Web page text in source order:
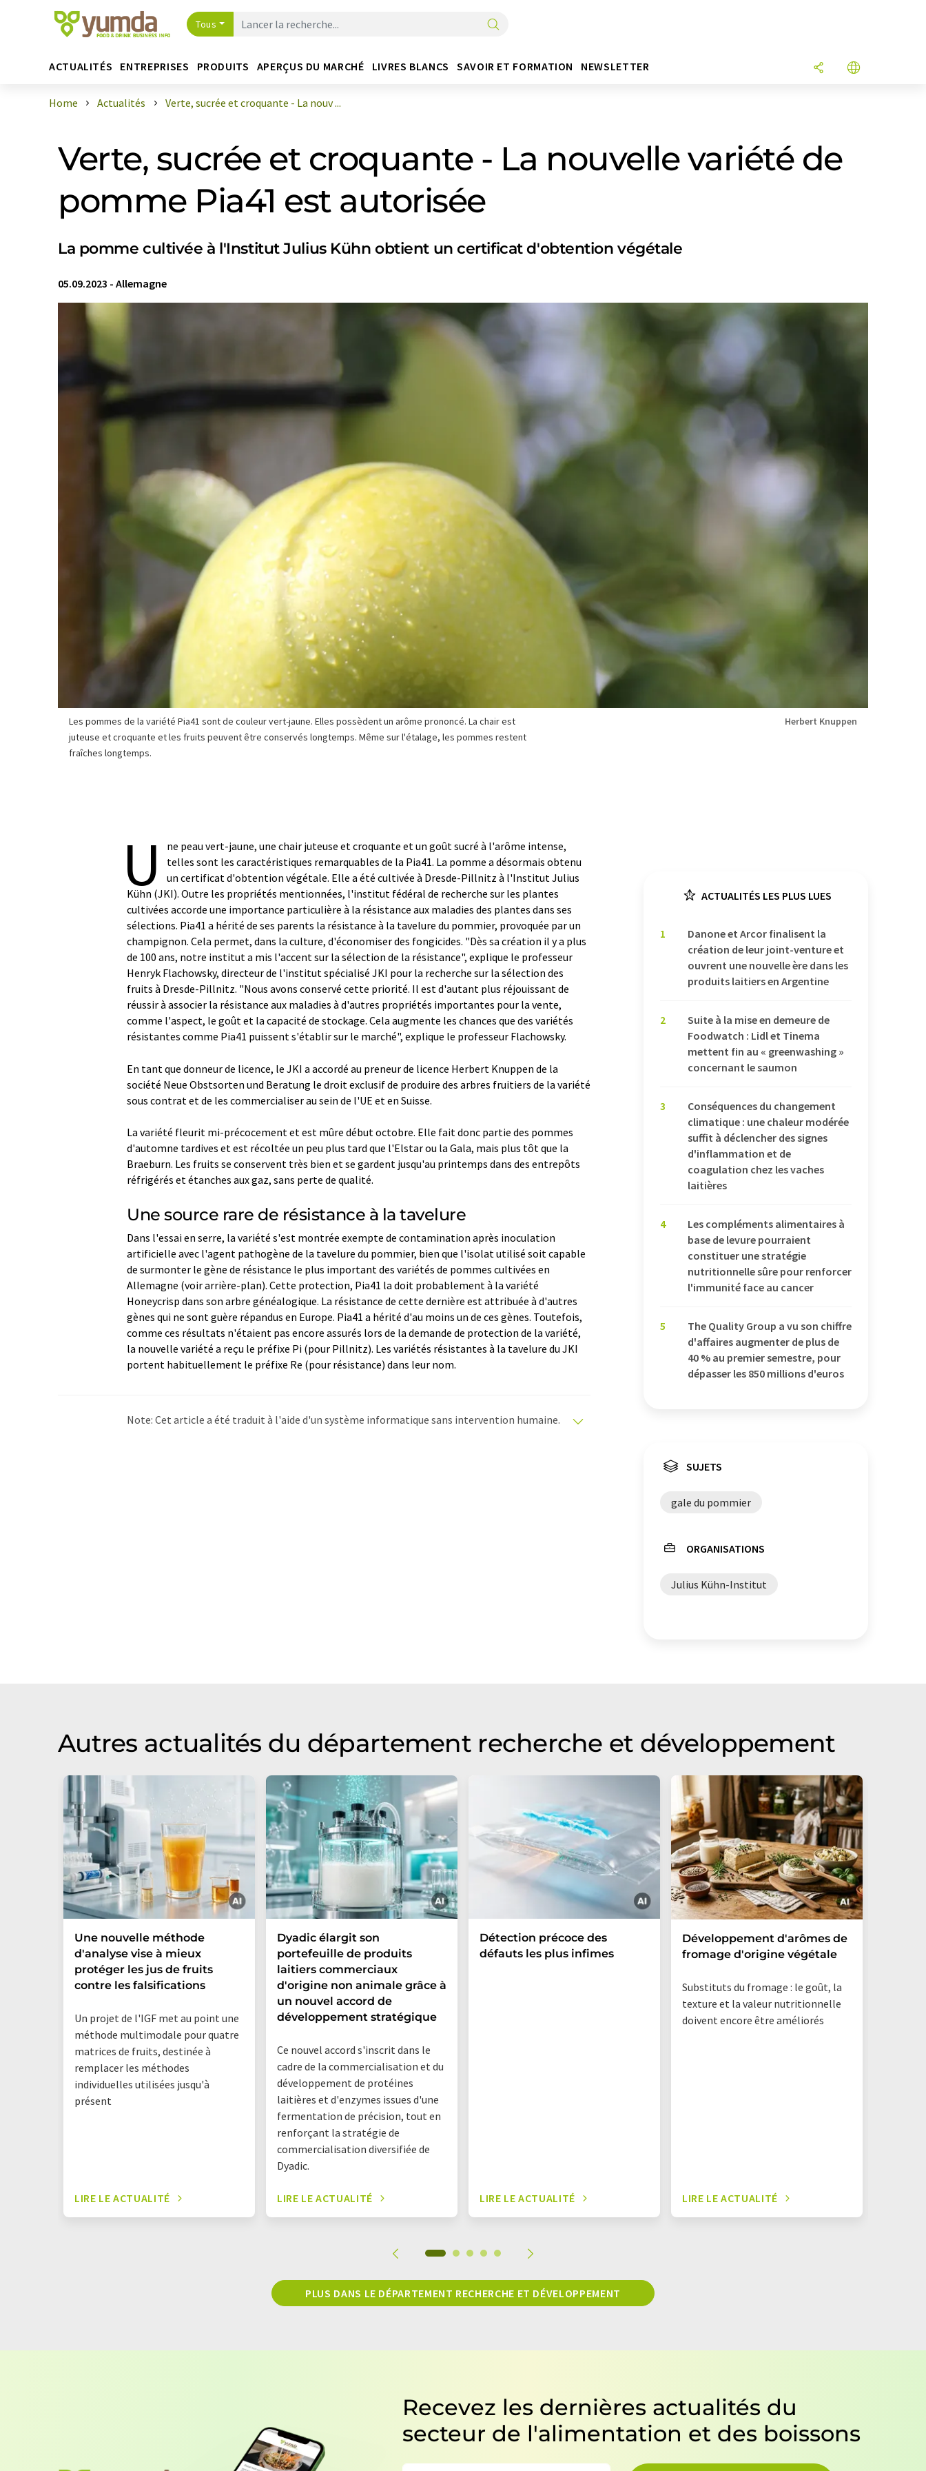
Tous
ACTUALITÉS ENTREPRISES PRODUITS APERÇUS DU MARCHÉ LIVRES BLANCS SAVOIR ET FORMATION NEWSLETTER
Home Actualités Verte, sucrée et croquante - La nouv ...
Verte, sucrée et croquante - La nouvelle variété de
pomme Pia41 est autorisée
La pomme cultivée à l'Institut Julius Kühn obtient un certificat d'obtention végétale
05.09.2023 - Allemagne
Les pommes de la variété Pia41 sont de couleur vert-jaune. Elles possèdent un arôme prononcé. La chair est
juteuse et croquante et les fruits peuvent être conservés longtemps. Même sur l'étalage, les pommes restent
fraîches longtemps.
Herbert Knuppen
U
ne peau vert-jaune, une chair juteuse et croquante et un goût sucré à l'arôme intense,
telles sont les caractéristiques remarquables de la Pia41. La pomme a désormais obtenu
un certificat d'obtention végétale. Elle a été cultivée à Dresde-Pillnitz à l'Institut Julius
Kühn (JKI). Outre les propriétés mentionnées, l'institut fédéral de recherche sur les plantes
cultivées accorde une importance particulière à la résistance aux maladies des plantes dans ses
sélections. Pia41 a hérité de ses parents la résistance à la tavelure du pommier, provoquée par un
champignon. Cela permet, dans la culture, d'économiser des fongicides. "Dès sa création il y a plus
de 100 ans, notre institut a mis l'accent sur la sélection de la résistance", explique le professeur
Henryk Flachowsky, directeur de l'institut spécialisé JKI pour la recherche sur la sélection des
fruits à Dresde-Pillnitz. "Nous avons conservé cette priorité. Il est d'autant plus réjouissant de
réussir à associer la résistance aux maladies à d'autres propriétés importantes pour la vente,
comme l'aspect, le goût et la capacité de stockage. Cela augmente les chances que des variétés
résistantes comme Pia41 puissent s'établir sur le marché", explique le professeur Flachowsky.
En tant que donneur de licence, le JKI a accordé au preneur de licence Herbert Knuppen de la
société Neue Obstsorten und Beratung le droit exclusif de produire des arbres fruitiers de la variété
sous contrat et de les commercialiser au sein de l'UE et en Suisse.
La variété fleurit mi-précocement et est mûre début octobre. Elle fait donc partie des pommes
d'automne tardives et est récoltée un peu plus tard que l'Elstar ou la Gala, mais plus tôt que la
Braeburn. Les fruits se conservent très bien et se gardent jusqu'au printemps dans des entrepôts
réfrigérés et étanches aux gaz, sans perte de qualité.
Une source rare de résistance à la tavelure
Dans l'essai en serre, la variété s'est montrée exempte de contamination après inoculation
artificielle avec l'agent pathogène de la tavelure du pommier, bien que l'isolat utilisé soit capable
de surmonter le gène de résistance le plus important des variétés de pommes cultivées en
Allemagne (voir arrière-plan). Cette protection, Pia41 la doit probablement à la variété
Honeycrisp dans son arbre généalogique. La résistance de cette dernière est attribuée à d'autres
gènes qui ne sont guère répandus en Europe. Pia41 a hérité d'au moins un de ces gènes. Toutefois,
comme ces résultats n'étaient pas encore assurés lors de la demande de protection de la variété,
la nouvelle variété a reçu le préfixe Pi (pour Pillnitz). Les variétés résistantes à la tavelure du JKI
portent habituellement le préfixe Re (pour résistance) dans leur nom.
Note: Cet article a été traduit à l'aide d'un système informatique sans intervention humaine.
ACTUALITÉS LES PLUS LUES
1
Danone et Arcor finalisent la
création de leur joint-venture et
ouvrent une nouvelle ère dans les
produits laitiers en Argentine
2
Suite à la mise en demeure de
Foodwatch : Lidl et Tinema
mettent fin au « greenwashing »
concernant le saumon
3
Conséquences du changement
climatique : une chaleur modérée
suffit à déclencher des signes
d'inflammation et de
coagulation chez les vaches
laitières
4
Les compléments alimentaires à
base de levure pourraient
constituer une stratégie
nutritionnelle sûre pour renforcer
l'immunité face au cancer
5
The Quality Group a vu son chiffre
d'affaires augmenter de plus de
40 % au premier semestre, pour
dépasser les 850 millions d'euros
SUJETS
gale du pommier
ORGANISATIONS
Julius Kühn-Institut
Autres actualités du département recherche et développement
Une nouvelle méthode
d'analyse vise à mieux
protéger les jus de fruits
contre les falsifications
Un projet de l'IGF met au point une
méthode multimodale pour quatre
matrices de fruits, destinée à
remplacer les méthodes
individuelles utilisées jusqu'à
présent
LIRE LE ACTUALITÉ
Dyadic élargit son
portefeuille de produits
laitiers commerciaux
d'origine non animale grâce à
un nouvel accord de
développement stratégique
Ce nouvel accord s'inscrit dans le
cadre de la commercialisation et du
développement de protéines
laitières et d'enzymes issues d'une
fermentation de précision, tout en
renforçant la stratégie de
commercialisation diversifiée de
Dyadic.
LIRE LE ACTUALITÉ
Détection précoce des
défauts les plus infimes
LIRE LE ACTUALITÉ
Développement d'arômes de
fromage d'origine végétale
Substituts du fromage : le goût, la
texture et la valeur nutritionnelle
doivent encore être améliorés
LIRE LE ACTUALITÉ
PLUS DANS LE DÉPARTEMENT RECHERCHE ET DÉVELOPPEMENT
Recevez les dernières actualités du
secteur de l'alimentation et des boissons